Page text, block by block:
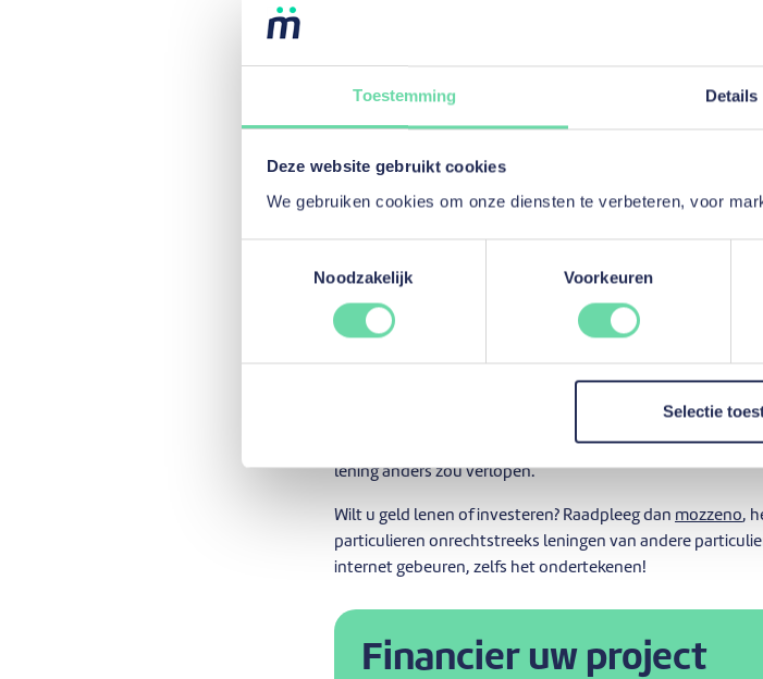
Toestemming Details
Deze website gebruikt cookies
We gebruiken cookies om onze diensten te verbeteren, voor
Noodzakelijk
Voorkeuren
Selectie
Vincent heeft ook inlichtingen
voorwaarden van een
In dit geval zal:
ofwelde oorspronkelijk overeengekomentermijn
verkorten, met de mogelijkheid van een verschillende
Vincent is bijzonder tevreden over het feit dat hij zijn
nog te storten kapitaalsaldo (€ 6800) en de
beschikbare geld maandelijks verhogen en comfortabeler
lening anders zou verlopen.
Wilt u geld lenen of investeren? Raadpleeg dan mozzeno,
particulieren onrechtstreeks leningen van andere
internet gebeuren, zelfs het ondertekenen!
Financier uw project